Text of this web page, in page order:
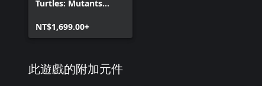
Turtles: Mutants
版
NT$1,699.00+
此遊戲的附加元件